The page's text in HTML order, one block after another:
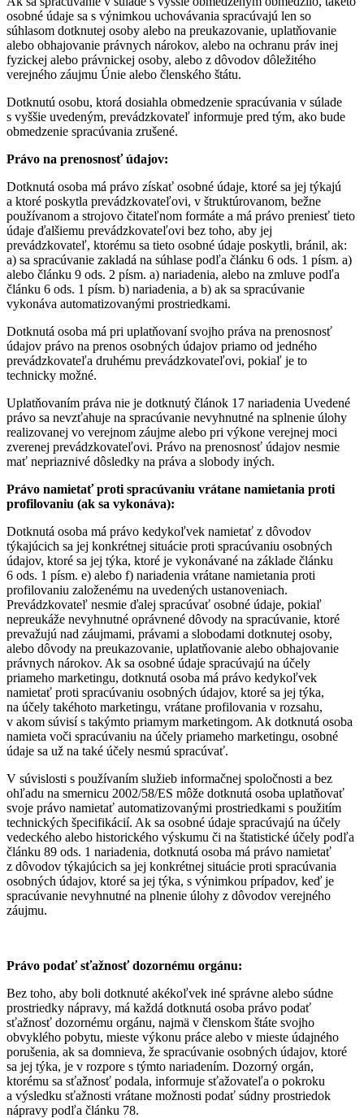
osobné údaje sa s výnimkou uchovávania spracúvajú len so
súhlasom dotknutej osoby alebo na preukazovanie, uplatňovanie
alebo obhajovanie právnych nárokov, alebo na ochranu práv inej
fyzickej alebo právnickej osoby, alebo z dôvodov dôležitého
verejného záujmu Únie alebo členského štátu.
Dotknutú osobu, ktorá dosiahla obmedzenie spracúvania v súlade
s vyššie uvedeným, prevádzkovateľ informuje pred tým, ako bude
obmedzenie spracúvania zrušené.
Právo na prenosnosť údajov:
Dotknutá osoba má právo získať osobné údaje, ktoré sa jej týkajú
a ktoré poskytla prevádzkovateľovi, v štruktúrovanom, bežne
používanom a strojovo čitateľnom formáte a má právo preniesť tieto
údaje ďalšiemu prevádzkovateľovi bez toho, aby jej
prevádzkovateľ, ktorému sa tieto osobné údaje poskytli, bránil, ak:
a) sa spracúvanie zakladá na súhlase podľa článku 6 ods. 1 písm. a)
alebo článku 9 ods. 2 písm. a) nariadenia, alebo na zmluve podľa
článku 6 ods. 1 písm. b) nariadenia, a b) ak sa spracúvanie
vykonáva automatizovanými prostriedkami.
Dotknutá osoba má pri uplatňovaní svojho práva na prenosnosť
údajov právo na prenos osobných údajov priamo od jedného
prevádzkovateľa druhému prevádzkovateľovi, pokiaľ je to
technicky možné.
Uplatňovaním práva nie je dotknutý článok 17 nariadenia Uvedené
právo sa nevzťahuje na spracúvanie nevyhnutné na splnenie úlohy
realizovanej vo verejnom záujme alebo pri výkone verejnej moci
zverenej prevádzkovateľovi. Právo na prenosnosť údajov nesmie
mať nepriaznivé dôsledky na práva a slobody iných.
Právo namietať proti spracúvaniu vrátane namietania proti
profilovaniu (ak sa vykonáva):
Dotknutá osoba má právo kedykoľvek namietať z dôvodov
týkajúcich sa jej konkrétnej situácie proti spracúvaniu osobných
údajov, ktoré sa jej týka, ktoré je vykonávané na základe článku
6 ods. 1 písm. e) alebo f) nariadenia vrátane namietania proti
profilovaniu založenému na uvedených ustanoveniach.
Prevádzkovateľ nesmie ďalej spracúvať osobné údaje, pokiaľ
nepreukáže nevyhnutné oprávnené dôvody na spracúvanie, ktoré
prevažujú nad záujmami, právami a slobodami dotknutej osoby,
alebo dôvody na preukazovanie, uplatňovanie alebo obhajovanie
právnych nárokov. Ak sa osobné údaje spracúvajú na účely
priameho marketingu, dotknutá osoba má právo kedykoľvek
namietať proti spracúvaniu osobných údajov, ktoré sa jej týka,
na účely takéhoto marketingu, vrátane profilovania v rozsahu,
v akom súvisí s takýmto priamym marketingom. Ak dotknutá osoba
namieta voči spracúvaniu na účely priameho marketingu, osobné
údaje sa už na také účely nesmú spracúvať.
V súvislosti s používaním služieb informačnej spoločnosti a bez
ohľadu na smernicu 2002/58/ES môže dotknutá osoba uplatňovať
svoje právo namietať automatizovanými prostriedkami s použitím
technických špecifikácií. Ak sa osobné údaje spracúvajú na účely
vedeckého alebo historického výskumu či na štatistické účely podľa
článku 89 ods. 1 nariadenia, dotknutá osoba má právo namietať
z dôvodov týkajúcich sa jej konkrétnej situácie proti spracúvania
osobných údajov, ktoré sa jej týka, s výnimkou prípadov, keď je
spracúvanie nevyhnutné na plnenie úlohy z dôvodov verejného
záujmu.
Právo podať sťažnosť dozornému orgánu:
Bez toho, aby boli dotknuté akékoľvek iné správne alebo súdne
prostriedky nápravy, má každá dotknutá osoba právo podať
sťažnosť dozornému orgánu, najmä v členskom štáte svojho
obvyklého pobytu, mieste výkonu práce alebo v mieste údajného
porušenia, ak sa domnieva, že spracúvanie osobných údajov, ktoré
sa jej týka, je v rozpore s týmto nariadením. Dozorný orgán,
ktorému sa sťažnosť podala, informuje sťažovateľa o pokroku
a výsledku sťažnosti vrátane možnosti podať súdny prostriedok
nápravy podľa článku 78.